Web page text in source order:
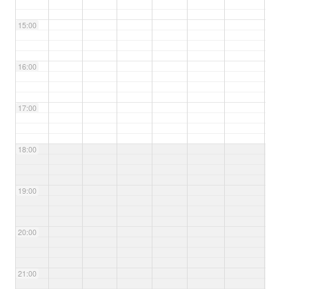
15:00
16:00
17:00
18:00
19:00
20:00
21:00